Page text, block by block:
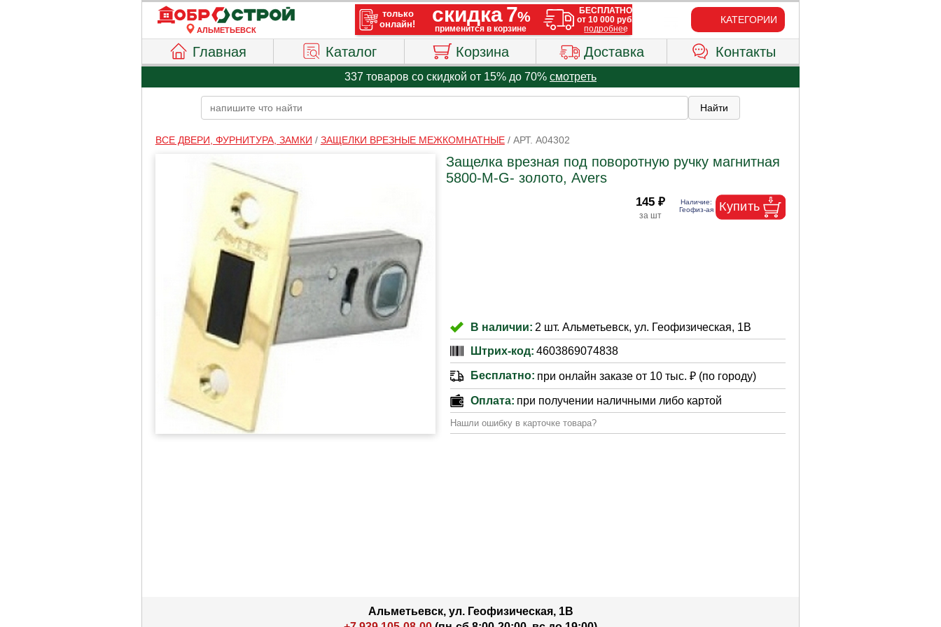
АЛЬМЕТЬЕВСК
КАТЕГОРИИ
Главная Каталог Корзина Доставка Контакты
337 товаров со скидкой от 15% до 70% смотреть
ВСЕ ДВЕРИ, ФУРНИТУРА, ЗАМКИ / ЗАЩЕЛКИ ВРЕЗНЫЕ МЕЖКОМНАТНЫЕ/ АРТ. A04302
Защелка врезная под поворотную ручку магнитная
5800-М-G- золото, Avers
145 ₽
В наличии: 2 шт. Альметьевск, ул. Геофизическая, 1В
Штрих-код: 4603869074838
Бесплатно: при онлайн заказе от 10 тыс. ₽ (по городу)
Оплата: при получении наличными либо картой
Нашли ошибку в карточке товара?
Альметьевск, ул. Геофизическая, 1В